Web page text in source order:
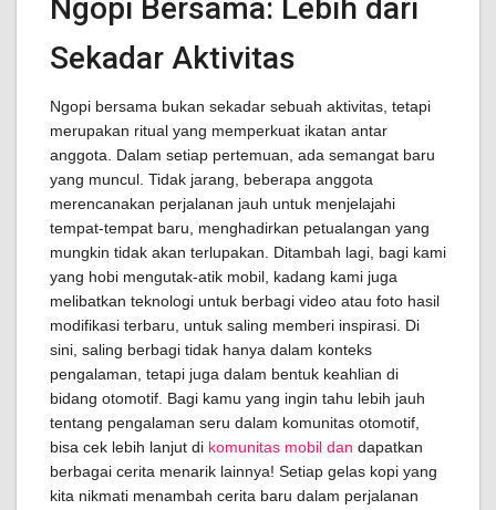
Ngopi Bersama: Lebih dari
Sekadar Aktivitas
Ngopi bersama bukan sekadar sebuah aktivitas, tetapi
merupakan ritual yang memperkuat ikatan antar
anggota. Dalam setiap pertemuan, ada semangat baru
yang muncul. Tidak jarang, beberapa anggota
merencanakan perjalanan jauh untuk menjelajahi
tempat-tempat baru, menghadirkan petualangan yang
mungkin tidak akan terlupakan. Ditambah lagi, bagi kami
yang hobi mengutak-atik mobil, kadang kami juga
melibatkan teknologi untuk berbagi video atau foto hasil
modifikasi terbaru, untuk saling memberi inspirasi. Di
sini, saling berbagi tidak hanya dalam konteks
pengalaman, tetapi juga dalam bentuk keahlian di
bidang otomotif. Bagi kamu yang ingin tahu lebih jauh
tentang pengalaman seru dalam komunitas otomotif,
bisa cek lebih lanjut di komunitas mobil dan dapatkan
berbagai cerita menarik lainnya! Setiap gelas kopi yang
kita nikmati menambah cerita baru dalam perjalanan